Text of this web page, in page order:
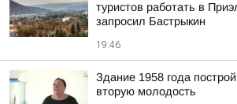
туристов работать в
запросил Бастрыкин
19:46
Здание 1958 года
вторую молодость